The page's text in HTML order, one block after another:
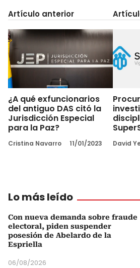
Artículo anterior
¿A qué exfuncionarios
del antiguo DAS citó la
Jurisdicción Especial
para la Paz?
Cristina Navarro 11/01/2023 David
Lo más leído
Con nueva demanda sobre fraude
electoral, piden suspender
posesión de Abelardo de la
Espriella
06/08/2026